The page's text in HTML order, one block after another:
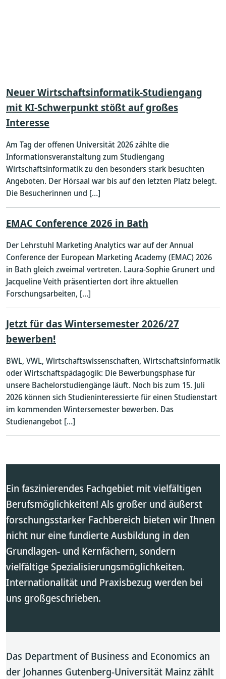
Neuer Wirtschaftsinformatik-Studiengang
mit KI-Schwerpunkt stößt auf großes
Interesse
Am Tag der offenen Universität 2026 zählte die
Informationsveranstaltung zum Studiengang
Wirtschaftsinformatik zu den besonders stark besuchten
Angeboten. Der Hörsaal war bis auf den letzten Platz belegt.
Die Besucherinnen und […]
EMAC Conference 2026 in Bath
Der Lehrstuhl Marketing Analytics war auf der Annual
Conference der European Marketing Academy (EMAC) 2026
in Bath gleich zweimal vertreten. Laura-Sophie Grunert und
Jacqueline Veith präsentierten dort ihre aktuellen
Forschungsarbeiten, […]
Jetzt für das Wintersemester 2026/27
bewerben!
BWL, VWL, Wirtschaftswissenschaften, Wirtschaftsinformatik
oder Wirtschaftspädagogik: Die Bewerbungsphase für
unsere Bachelorstudiengänge läuft. Noch bis zum 15. Juli
2026 können sich Studieninteressierte für einen Studienstart
im kommenden Wintersemester bewerben. Das
Studienangebot […]
Ein faszinierendes Fachgebiet mit vielfältigen
Berufsmöglichkeiten! Als großer und äußerst
forschungsstarker Fachbereich bieten wir Ihnen
nicht nur eine fundierte Ausbildung in den
Grundlagen- und Kernfächern, sondern
vielfältige Spezialisierungsmöglichkeiten.
Internationalität und Praxisbezug werden bei
uns großgeschrieben.
Das Department of Business and Economics an
der Johannes Gutenberg-Universität Mainz zählt